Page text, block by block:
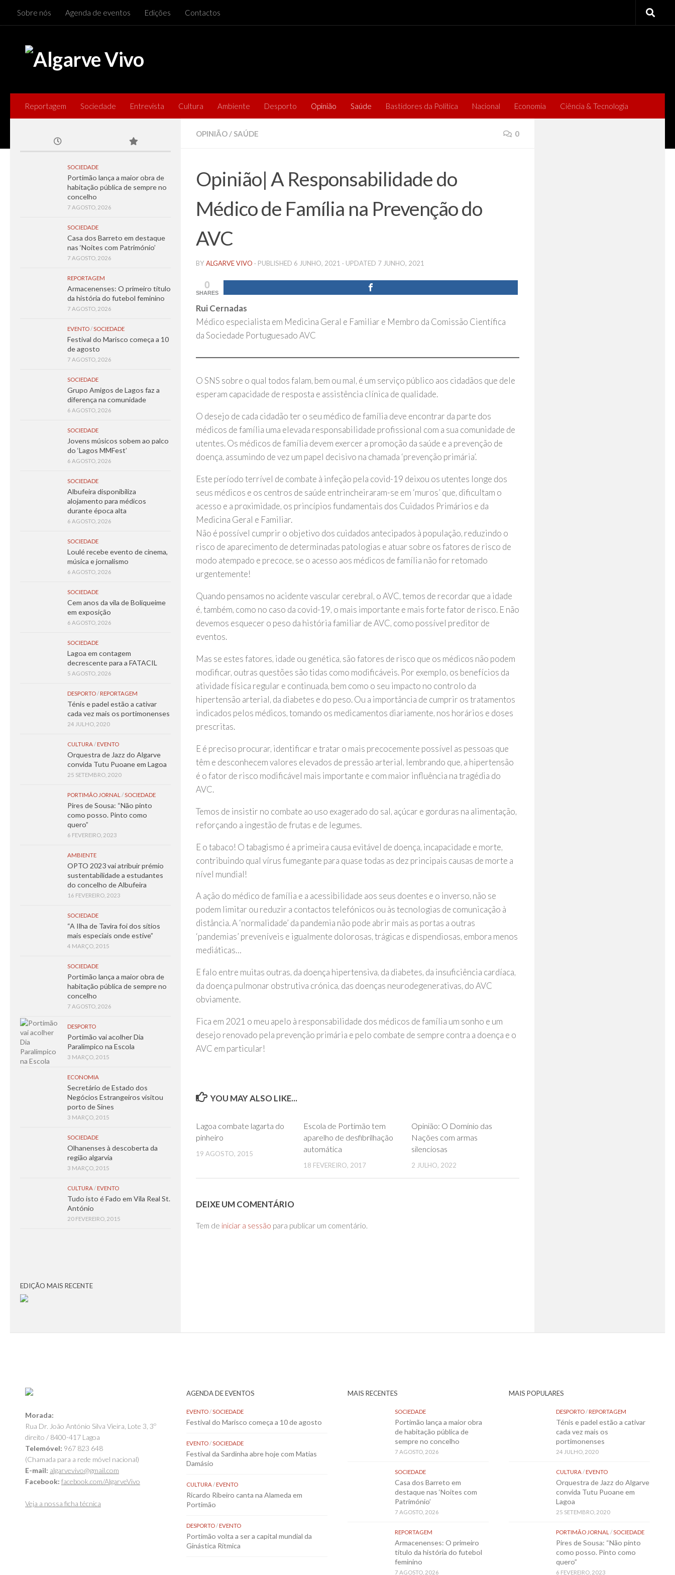
Skip to content
Sobre nós Agenda de eventos Edições Contactos
Reportagem Sociedade Entrevista Cultura Ambiente Desporto Opinião Saúde Bastidores da Política Nacional Economia Ciência & Tecnologia
OPINIÃO / SAÚDE 0
Opinião| A Responsabilidade do
Médico de Família na Prevenção do
AVC
BY ALGARVE VIVO · PUBLISHED 6 JUNHO, 2021 · UPDATED 7 JUNHO, 2021
0
SHARES
Rui Cernadas
Médico especialista em Medicina Geral e Familiar e Membro da Comissão Científica
da Sociedade Portuguesado AVC
O SNS sobre o qual todos falam, bem ou mal, é um serviço público aos cidadãos que dele
esperam capacidade de resposta e assistência clínica de qualidade.
O desejo de cada cidadão ter o seu médico de família deve encontrar da parte dos
médicos de família uma elevada responsabilidade profissional com a sua comunidade de
utentes. Os médicos de família devem exercer a promoção da saúde e a prevenção de
doença, assumindo de vez um papel decisivo na chamada ‘prevenção primária’.
Este período terrível de combate à infeção pela covid-19 deixou os utentes longe dos
seus médicos e os centros de saúde entrincheiraram-se em ‘muros’ que, dificultam o
acesso e a proximidade, os princípios fundamentais dos Cuidados Primários e da
Medicina Geral e Familiar.
Não é possível cumprir o objetivo dos cuidados antecipados à população, reduzindo o
risco de aparecimento de determinadas patologias e atuar sobre os fatores de risco de
modo atempado e precoce, se o acesso aos médicos de família não for retomado
urgentemente!
Quando pensamos no acidente vascular cerebral, o AVC, temos de recordar que a idade
é, também, como no caso da covid-19, o mais importante e mais forte fator de risco. E não
devemos esquecer o peso da história familiar de AVC, como possível preditor de
eventos.
Mas se estes fatores, idade ou genética, são fatores de risco que os médicos não podem
modificar, outras questões são tidas como modificáveis. Por exemplo, os benefícios da
atividade física regular e continuada, bem como o seu impacto no controlo da
hipertensão arterial, da diabetes e do peso. Ou a importância de cumprir os tratamentos
indicados pelos médicos, tomando os medicamentos diariamente, nos horários e doses
prescritas.
E é preciso procurar, identificar e tratar o mais precocemente possível as pessoas que
têm e desconhecem valores elevados de pressão arterial, lembrando que, a hipertensão
é o fator de risco modificável mais importante e com maior influência na tragédia do
AVC.
Temos de insistir no combate ao uso exagerado do sal, açúcar e gorduras na alimentação,
reforçando a ingestão de frutas e de legumes.
E o tabaco! O tabagismo é a primeira causa evitável de doença, incapacidade e morte,
contribuindo qual vírus fumegante para quase todas as dez principais causas de morte a
nível mundial!
A ação do médico de família e a acessibilidade aos seus doentes e o inverso, não se
podem limitar ou reduzir a contactos telefónicos ou às tecnologias de comunicação à
distância. A ‘normalidade’ da pandemia não pode abrir mais as portas a outras
‘pandemias’ preveníveis e igualmente dolorosas, trágicas e dispendiosas, embora menos
mediáticas…
E falo entre muitas outras, da doença hipertensiva, da diabetes, da insuficiência cardíaca,
da doença pulmonar obstrutiva crónica, das doenças neurodegenerativas, do AVC
obviamente.
Fica em 2021 o meu apelo à responsabilidade dos médicos de família um sonho e um
desejo renovado pela prevenção primária e pelo combate de sempre contra a doença e o
AVC em particular!
YOU MAY ALSO LIKE...
Lagoa combate lagarta do
pinheiro
19 AGOSTO, 2015
Escola de Portimão tem
aparelho de desfibrilhação
automática
18 FEVEREIRO, 2017
Opinião: O Domínio das
Nações com armas
silenciosas
2 JULHO, 2022
DEIXE UM COMENTÁRIO
Tem de iniciar a sessão para publicar um comentário.
SOCIEDADE
Portimão lança a maior obra de
habitação pública de sempre no
concelho
7 AGOSTO, 2026
SOCIEDADE
Casa dos Barreto em destaque
nas ‘Noites com Património’
7 AGOSTO, 2026
REPORTAGEM
Armacenenses: O primeiro título
da história do futebol feminino
7 AGOSTO, 2026
EVENTO/SOCIEDADE
Festival do Marisco começa a 10
de agosto
7 AGOSTO, 2026
SOCIEDADE
Grupo Amigos de Lagos faz a
diferença na comunidade
6 AGOSTO, 2026
SOCIEDADE
Jovens músicos sobem ao palco
do ‘Lagos MMFest’
6 AGOSTO, 2026
SOCIEDADE
Albufeira disponibiliza
alojamento para médicos
durante época alta
6 AGOSTO, 2026
SOCIEDADE
Loulé recebe evento de cinema,
música e jornalismo
6 AGOSTO, 2026
SOCIEDADE
Cem anos da vila de Boliqueime
em exposição
6 AGOSTO, 2026
SOCIEDADE
Lagoa em contagem
decrescente para a FATACIL
5 AGOSTO, 2026
DESPORTO/ REPORTAGEM
Ténis e padel estão a cativar
cada vez mais os portimonenses
24 JULHO, 2020
CULTURA/ EVENTO
Orquestra de Jazz do Algarve
convida Tutu Puoane em Lagoa
25 SETEMBRO, 2020
PORTIMÃO JORNAL /SOCIEDADE
Pires de Sousa: “Não pinto
como posso. Pinto como
quero”
6 FEVEREIRO, 2023
AMBIENTE
OPTO 2023 vai atribuir prémio
sustentabilidade a estudantes
do concelho de Albufeira
16 FEVEREIRO, 2023
SOCIEDADE
“A Ilha de Tavira foi dos sítios
mais especiais onde estive”
4 MARÇO, 2015
SOCIEDADE
Portimão lança a maior obra de
habitação pública de sempre no
concelho
7 AGOSTO, 2026
DESPORTO
Portimão vai acolher Dia
Paralímpico na Escola
3 MARÇO, 2015
ECONOMIA
Secretário de Estado dos
Negócios Estrangeiros visitou
porto de Sines
3 MARÇO, 2015
SOCIEDADE
Olhanenses à descoberta da
região algarvia
3 MARÇO, 2015
CULTURA/ EVENTO
Tudo isto é Fado em Vila Real St.
António
20 FEVEREIRO, 2015
EDIÇÃO MAIS RECENTE
Morada:
Rua Dr. João António Silva Vieira, Lote 3, 3º
direito / 8400-417 Lagoa
Telemóvel: 967 823 648
(Chamada para a rede móvel nacional)
E-mail: algarvevivo@gmail.com
Facebook: facebook.com/AlgarveVivo
Veja a nossa ficha técnica
AGENDA DE EVENTOS
EVENTO/SOCIEDADE
Festival do Marisco começa a 10 de agosto
EVENTO/SOCIEDADE
Festival da Sardinha abre hoje com Matias
Damásio
CULTURA/EVENTO
Ricardo Ribeiro canta na Alameda em
Portimão
DESPORTO/EVENTO
Portimão volta a ser a capital mundial da
Ginástica Rítmica
MAIS RECENTES
SOCIEDADE
Portimão lança a maior obra
de habitação pública de
sempre no concelho
7 AGOSTO, 2026
SOCIEDADE
Casa dos Barreto em
destaque nas ‘Noites com
Património’
7 AGOSTO, 2026
REPORTAGEM
Armacenenses: O primeiro
título da história do futebol
feminino
7 AGOSTO, 2026
MAIS POPULARES
DESPORTO/REPORTAGEM
Ténis e padel estão a cativar
cada vez mais os
portimonenses
24 JULHO, 2020
CULTURA/EVENTO
Orquestra de Jazz do Algarve
convida Tutu Puoane em
Lagoa
25 SETEMBRO, 2020
PORTIMÃO JORNAL /SOCIEDADE
Pires de Sousa: “Não pinto
como posso. Pinto como
quero”
6 FEVEREIRO, 2023